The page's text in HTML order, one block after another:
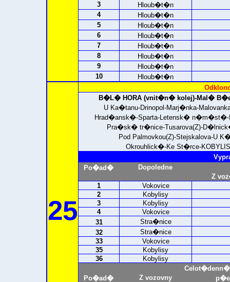
3
Hloub�t�n
4
Hloub�t�n
5
Hloub�t�n
6
Hloub�t�n
7
Hloub�t�n
8
Hloub�t�n
9
Hloub�t�n
10
Hloub�t�n
25
B�L� HORA (vnit�n� kolej)-Mal�
U Ka�tanu-Drinopol-Marj�nka-
Hrad�ansk�-Sparta-Letensk�
Pra�sk� tr�nice-Tusarova(Z)-
Pod Palmovkou(Z)-Stejskalova-U
Okrouhlick�-Ke St�rce-
Po�ad�
Dopoledne
Z
1
Vokovice
2
Kobylisy
3
Kobylisy
4
Vokovice
31
Stra�nice
32
Stra�nice
33
Vokovice
35
Kobylisy
36
Kobylisy
Po�ad�
Z vozovny